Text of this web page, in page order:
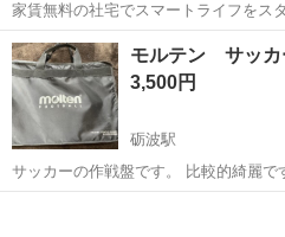
家賃無料の社宅でスマートライフをス
械操作・検査＞ランチ代もかからない
り！月収例31万円／長野県茅野市 半導体基板の製造・検査 クリーンル
ーム内で、半導体基板の製造や検...
長野 茅野市 その他
モルテン サッ
3,500円
砺波駅
サッカーの作戦盤です。 比較的綺麗で